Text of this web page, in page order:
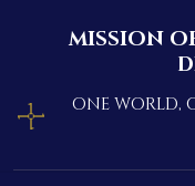
mission
one world,